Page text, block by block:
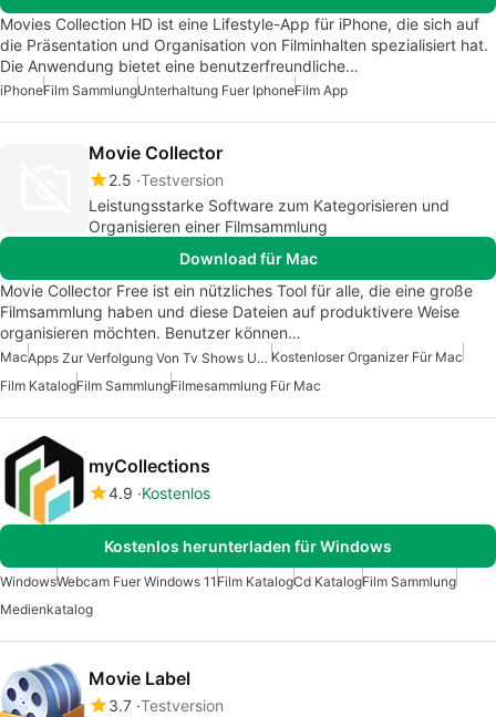
Movies Collection HD ist eine Lifestyle-App für iPhone, die sich auf
die Präsentation und Organisation von Filminhalten spezialisiert hat.
Die Anwendung bietet eine benutzerfreundliche…
iPhoneFilm SammlungUnterhaltung Fuer IphoneFilm App
Movie Collector
2.5 Testversion
Leistungsstarke Software zum Kategorisieren und
Organisieren einer Filmsammlung
Download für Mac
Movie Collector Free ist ein nützliches Tool für alle, die eine große
Filmsammlung haben und diese Dateien auf produktivere Weise
organisieren möchten. Benutzer können…
Mac Apps Zur Verfolgung Von Tv Shows Und Filmen Kostenloser Organizer Für Mac
Film KatalogFilm SammlungFilmesammlung Für Mac
myCollections
4.9 Kostenlos
Kostenlos herunterladen für Windows
WindowsWebcam Fuer Windows 11Film KatalogCd KatalogFilm Sammlung
Medienkatalog
Movie Label
3.7 Testversion